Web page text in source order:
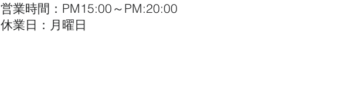
営業時間：PM15:00～PM:20:00
休業日：月曜日